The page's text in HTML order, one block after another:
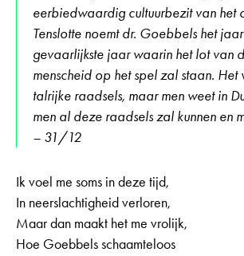
eerbiedwaardig cultuurbezit van het
Tenslotte noemt dr. Goebbels het
gevaarlijkste jaar waarin het lot van
menscheid op het spel zal staan. Het
talrijke raadsels, maar men weet in
men al deze raadsels zal kunnen en
– 31/12
Ik voel me soms in deze tijd,
In neerslachtigheid verloren,
Maar dan maakt het me vrolijk,
Hoe Goebbels schaamteloos